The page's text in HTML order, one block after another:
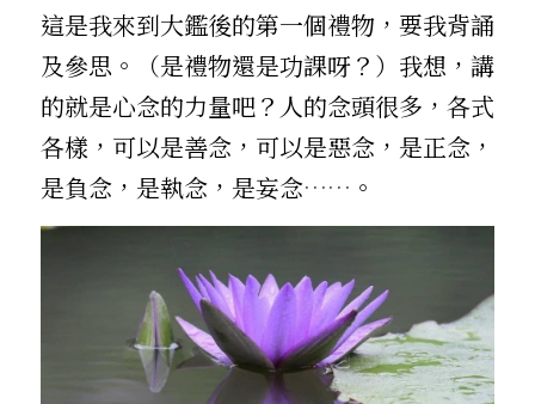
這是我來到大鑑後的第一個禮物，要我背誦
及參思。（是禮物還是功課呀？）我想，講
的就是心念的力量吧？人的念頭很多，各式
各樣，可以是善念，可以是惡念，是正念，
是負念，是執念，是妄念…… 。